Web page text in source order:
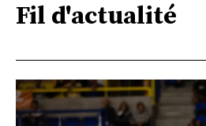
Fil d'actualité